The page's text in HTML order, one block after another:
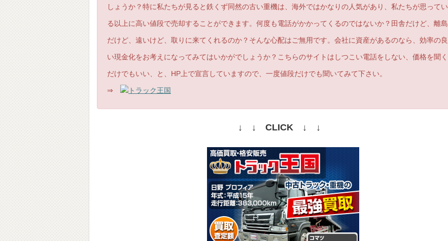
しょうか？特に私たちが見ると鉄くず同然の古い重機は、海外ではかなりの人気があり、私たちが思ってい
る以上に高い値段で売却することができます。何度も電話がかかってくるのではないか？田舎だけど、離島
だけど、遠いけど、取りに来てくれるのか？そんな心配はご無用です。会社に資産があるのなら、効率の良
い現金化をお考えになってみてはいかがでしょうか？こちらのサイトはしつこい電話をしない、価格を聞く
だけでもいい、と、HP上で宣言していますので、一度値段だけでも聞いてみて下さい。
⇒ トラック王国
↓ ↓ CLICK ↓ ↓